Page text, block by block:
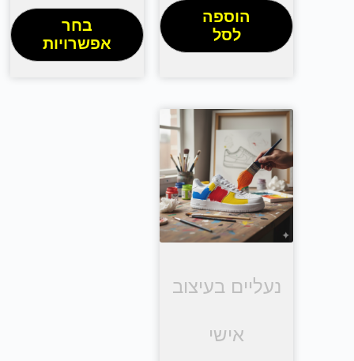
הוספה
לסל
בחר
אפשרויות
נעליים בעיצוב
אישי